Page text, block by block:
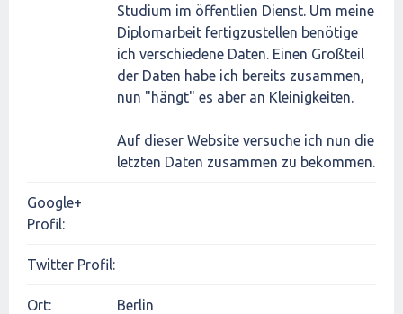
Studium im öffentlien Dienst. Um meine
Diplomarbeit fertigzustellen benötige
ich verschiedene Daten. Einen Großteil
der Daten habe ich bereits zusammen,
nun "hängt" es aber an Kleinigkeiten.
Auf dieser Website versuche ich nun die
letzten Daten zusammen zu bekommen.
Google+
Profil:
Twitter Profil:
Ort: Berlin